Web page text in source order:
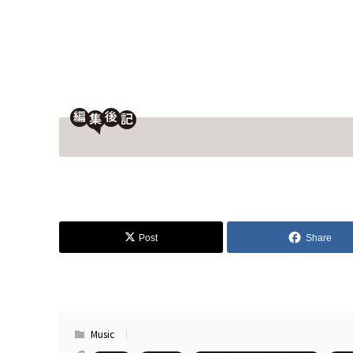
編 後
Post Share
Music